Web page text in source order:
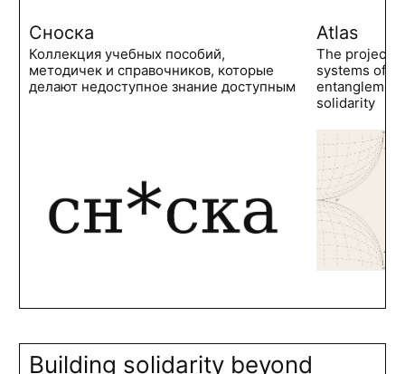
Сноска
Коллекция учебных пособий,
методичек и справочников, которые
делают недоступное знание доступным
Atlas
The project
systems of
solidarity
Building solidarity beyond